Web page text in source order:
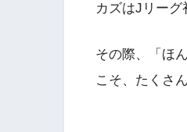
カズはJリー
その際、「ほ
こそ、たくさ